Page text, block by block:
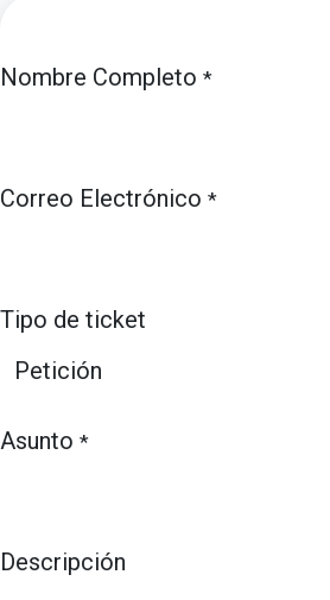
Nombre Completo *
Correo Electrónico *
Tipo de ticket
Asunto *
Descripción